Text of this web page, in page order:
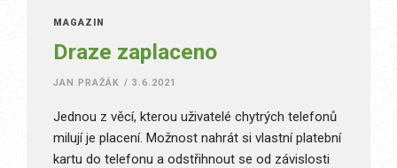
MAGAZÍN
Draze zaplaceno
JAN PRAŽÁK / 3.6.2021
Jednou z věcí, kterou uživatelé chytrých telefonů
milují je placení. Možnost nahrát si vlastní platební
kartu do telefonu a odstřihnout se od závislosti